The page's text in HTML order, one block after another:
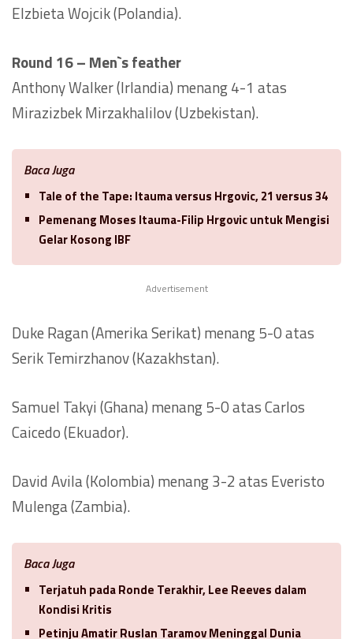
Elzbieta Wojcik (Polandia).
Round 16 – Men`s feather
Anthony Walker (Irlandia) menang 4-1 atas
Mirazizbek Mirzakhalilov (Uzbekistan).
Baca Juga
Tale of the Tape: Itauma versus Hrgovic, 21 versus 34
Pemenang Moses Itauma-Filip Hrgovic untuk Mengisi
Gelar Kosong IBF
Advertisement
Duke Ragan (Amerika Serikat) menang 5-0 atas
Serik Temirzhanov (Kazakhstan).
Samuel Takyi (Ghana) menang 5-0 atas Carlos
Caicedo (Ekuador).
David Avila (Kolombia) menang 3-2 atas Everisto
Mulenga (Zambia).
Baca Juga
Terjatuh pada Ronde Terakhir, Lee Reeves dalam
Kondisi Kritis
Petinju Amatir Ruslan Taramov Meninggal Dunia